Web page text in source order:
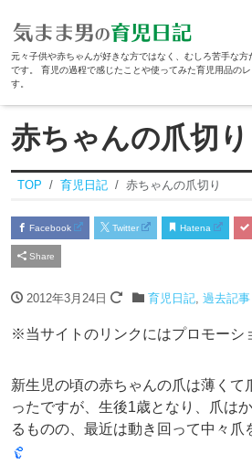
元々子供や赤ちゃんが好きな方ではなく、むしろ苦手な方
です。 育児の過程で感じたことや使ってみた育児用品の
す。
赤ちゃんの爪切り
TOP 育児日記 赤ちゃんの爪切り
Facebook Twitter Hatena
Share
2012年3月24日 育児日記, 過去記事
※当サイトのリンクにはプロモーシ
新生児の頃の赤ちゃんの爪は薄くて
ったですが、生後1歳となり、爪は
るものの、最近は動き回って中々爪